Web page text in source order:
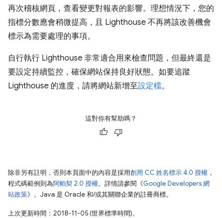
再次稽核網頁，查看變更對報表的影響。理想情況下，您的
指標分數應會稍微提高，且 Lighthouse 不再將該改善機會
標示為需要處理的事項。
自行執行 Lighthouse 非常適合用來檢查問題，但最終還是
要設定持續監控，確保網站保持良好狀態。如要追蹤
Lighthouse 的進度，請將網站新增至設定檔。
這對你有幫助嗎？
除非另有註明，否則本頁面中的內容是採用創用 CC 姓名標示 4.0 授權 ，
程式碼範例則為阿帕契 2.0 授權。詳情請參閱《Google Developers 網
站政策》。Java 是 Oracle 和/或其關聯企業的註冊商標。
上次更新時間：2018-11-05 (世界標準時間)。